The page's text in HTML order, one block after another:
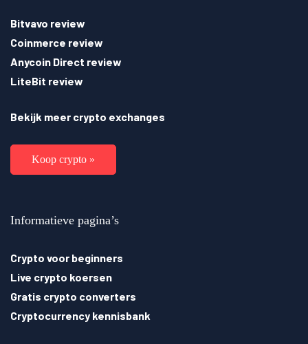
Bitvavo review
Coinmerce review
Anycoin Direct review
LiteBit review
Bekijk meer crypto exchanges
Koop crypto »
Informatieve pagina’s
Crypto voor beginners
Live crypto koersen
Gratis crypto converters
Cryptocurrency kennisbank